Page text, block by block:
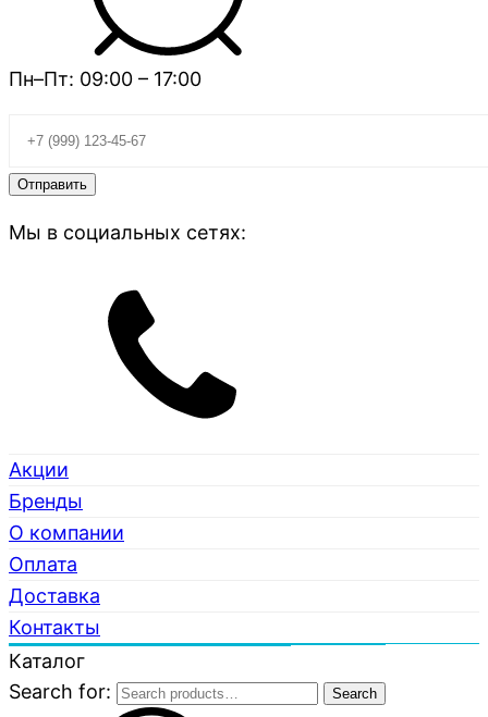
Пн–Пт: 09:00 – 17:00
Мы в социальных сетях:
Акции
Бренды
О компании
Оплата
Доставка
Контакты
Каталог
Search for:
Search